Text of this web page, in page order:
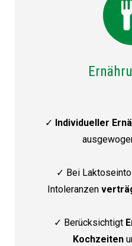
✓ Individueller
✓ Bei
Intoleranzen
✓ Berücksichtigt
Kochzeiten